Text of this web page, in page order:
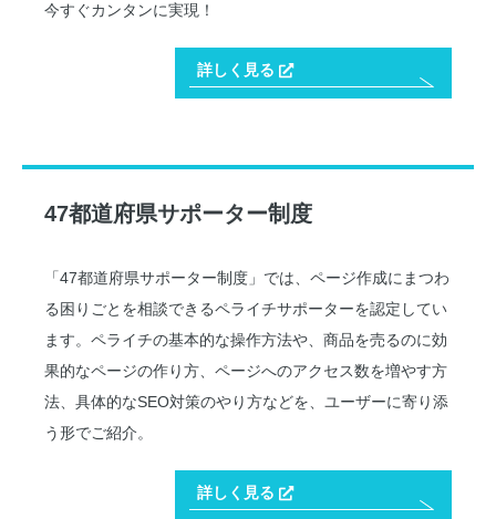
今すぐカンタンに実現！
詳しく見る
47都道府県サポーター制度
「47都道府県サポーター制度」では、ページ作成にまつわ
る困りごとを相談できるペライチサポーターを認定してい
ます。ペライチの基本的な操作方法や、商品を売るのに効
果的なページの作り方、ページへのアクセス数を増やす方
法、具体的なSEO対策のやり方などを、ユーザーに寄り添
う形でご紹介。
詳しく見る